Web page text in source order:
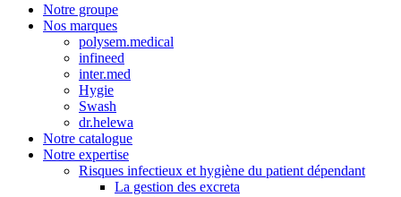
Notre groupe
Nos marques
polysem.medical
infineed
inter.med
Hygie
Swash
dr.helewa
Notre catalogue
Notre expertise
Risques infectieux et hygiène du patient dépendant
La gestion des excreta